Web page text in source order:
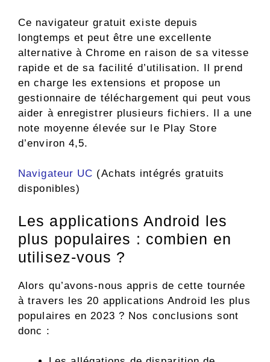
Ce navigateur gratuit existe depuis
longtemps et peut être une excellente
alternative à Chrome en raison de sa vitesse
rapide et de sa facilité d’utilisation. Il prend
en charge les extensions et propose un
gestionnaire de téléchargement qui peut vous
aider à enregistrer plusieurs fichiers. Il a une
note moyenne élevée sur le Play Store
d’environ 4,5.
Navigateur UC (Achats intégrés gratuits
disponibles)
Les applications Android les
plus populaires : combien en
utilisez-vous ?
Alors qu’avons-nous appris de cette tournée
à travers les 20 applications Android les plus
populaires en 2023 ? Nos conclusions sont
donc :